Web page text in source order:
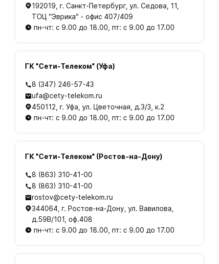
192019, г. Санкт-Петербург, ул. Седова, 11,
ТОЦ "Эврика" - офис 407/409
пн-чт: с 9.00 до 18.00, пт: с 9.00 до 17.00
ГК "Сети-Телеком" (Уфа)
8 (347) 246-57-43
ufa@cety-telekom.ru
450112, г. Уфа, ул. Цветочная, д.3/3, к.2
пн-чт: с 9.00 до 18.00, пт: с 9.00 до 17.00
ГК "Сети-Телеком" (Ростов-на-Дону)
8 (863) 310-41-00
8 (863) 310-41-00
rostov@cety-telekom.ru
344064, г. Ростов-на-Дону, ул. Вавилова,
д.59В/101, оф.408
пн-чт: с 9.00 до 18.00, пт: с 9.00 до 17.00